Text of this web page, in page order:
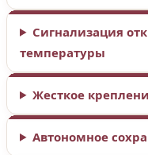
Сигнализация
температуры
Жесткое
Автономное